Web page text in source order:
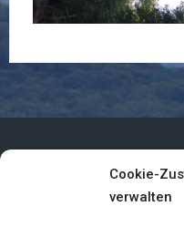
Cookie-
verwalten